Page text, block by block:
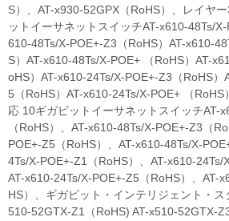
S）、AT-x930-52GPX（RoHS）、レイヤ
ットイーサネットスイッチAT-x610-48Ts/
610-48Ts/X-POE+-Z3（RoHS）AT-x610-
S）AT-x610-48Ts/X-POE+ （RoHS）AT-
oHS）AT-x610-24Ts/X-POE+-Z3（RoHS）
5（RoHS）AT-x610-24Ts/X-POE+ （
応 10ギガビットイーサネットスイッチAT-
（RoHS）、AT-x610-48Ts/X-POE+-Z3（
POE+-Z5（RoHS）、AT-x610-48Ts/X-
4Ts/X-POE+-Z1（RoHS）、AT-x610-24Ts/
AT-x610-24Ts/X-POE+-Z5（RoHS）、AT-
HS）、ギガビット・インテリジェント・
510-52GTX-Z1（RoHS) AT-x510-52GTX-